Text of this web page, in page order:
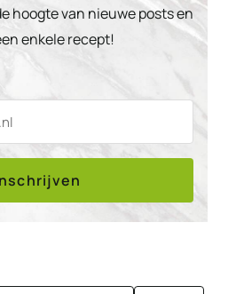
hoogte van nieuwe posts en
enkele recept!